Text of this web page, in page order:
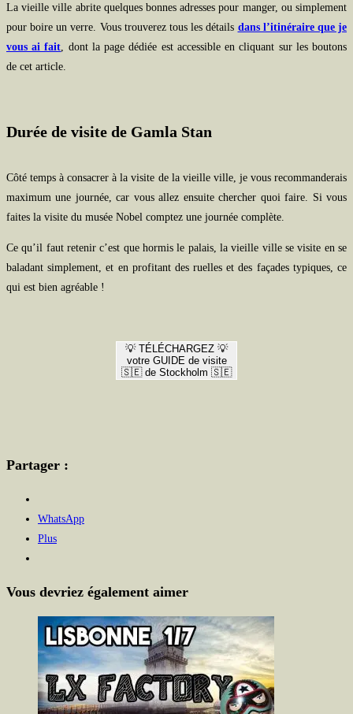
La vieille ville abrite quelques bonnes adresses pour manger, ou simplement
pour boire un verre. Vous trouverez tous les détails dans l’itinéraire que je
vous ai fait, dont la page dédiée est accessible en cliquant sur les boutons
de cet article.
Durée de visite de Gamla Stan
Côté temps à consacrer à la visite de la vieille ville, je vous recommanderais
maximum une journée, car vous allez ensuite chercher quoi faire. Si vous
faites la visite du musée Nobel comptez une journée complète.
Ce qu’il faut retenir c’est que hormis le palais, la vieille ville se visite en se
baladant simplement, et en profitant des ruelles et des façades typiques, ce
qui est bien agréable !
💡 TÉLÉCHARGEZ 💡
votre GUIDE de visite
🇸🇪 de Stockholm 🇸🇪
Partager :
WhatsApp
Plus
Vous devriez également aimer